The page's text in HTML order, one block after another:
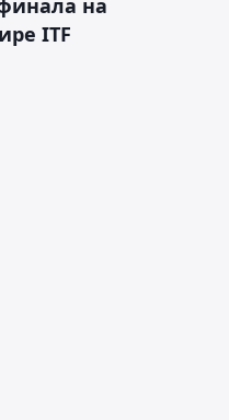
на
ITF